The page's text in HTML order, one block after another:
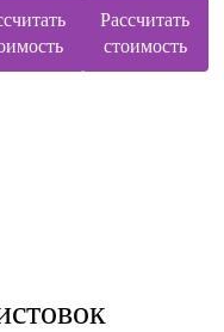
Рассчитать
стоимость